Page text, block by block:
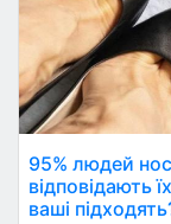
95% людей
відповідають
ваші